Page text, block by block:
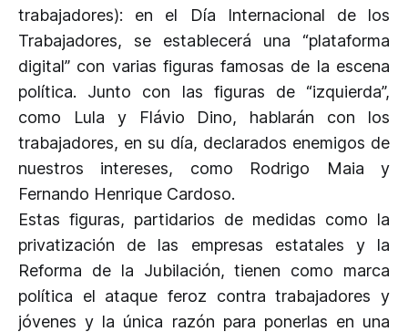
trabajadores): en el Día Internacional de los
Trabajadores, se establecerá una “plataforma
digital” con varias figuras famosas de la escena
política. Junto con las figuras de “izquierda”,
como Lula y Flávio Dino, hablarán con los
trabajadores, en su día, declarados enemigos de
nuestros intereses, como Rodrigo Maia y
Fernando Henrique Cardoso.
Estas figuras, partidarios de medidas como la
privatización de las empresas estatales y la
Reforma de la Jubilación, tienen como marca
política el ataque feroz contra trabajadores y
jóvenes y la única razón para ponerlas en una